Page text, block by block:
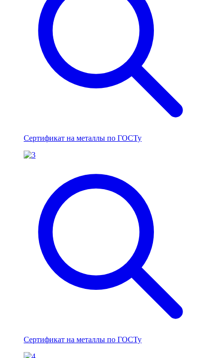
Сертификат на металлы по ГОСТу
Сертификат на металлы по ГОСТу